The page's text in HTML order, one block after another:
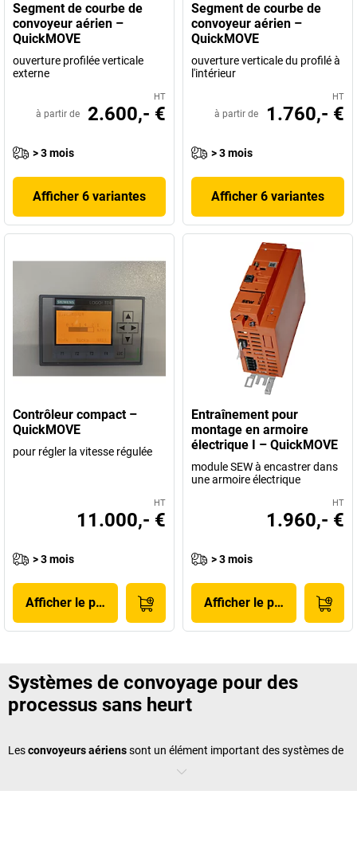
Segment de courbe de
convoyeur aérien –
QuickMOVE
ouverture profilée verticale
externe
HT
à partir de 2.600,- €
> 3 mois
Afficher 6 variantes
Segment de courbe de
convoyeur aérien –
QuickMOVE
ouverture verticale du profilé à
l'intérieur
HT
à partir de 1.760,- €
> 3 mois
Afficher 6 variantes
Contrôleur compact –
QuickMOVE
pour régler la vitesse régulée
HT
11.000,- €
> 3 mois
Afficher le produit
Entraînement pour
montage en armoire
électrique I – QuickMOVE
module SEW à encastrer dans
une armoire électrique
HT
1.960,- €
> 3 mois
Afficher le produit
Systèmes de convoyage pour des
processus sans heurt
Lesconvoyeurs aérienssont un élément important des systèmes de
convoyage modernes. Ils soulagent les collaborateurs, réduisent les